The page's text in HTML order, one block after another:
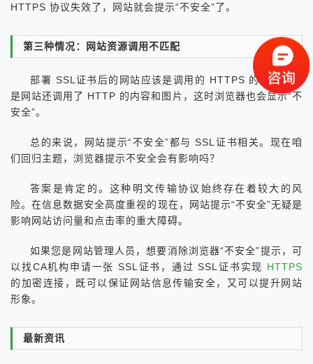
HTTPS 协议失效了，网站就会提示“不安全”了。
第三种情况：网站资源调用不匹配
部署 SSL证书后的网站应该是调用的 HTTPS 的内容，但
是网站还调用了 HTTP 的内容和图片，这时浏览器也会显示“不
安全”。
总的来说，网站提示“不安全”都与 SSL证书相关。现在咱
们回归主题，浏览器提示不安全会有影响吗？
答案是肯定的。这种明文传输协议始终存在着较大的风
险。在信息数据安全高度重视的现在，网站提示“不安全”无疑是
影响网站访问量和点击率的重大障碍。
如果您是网站管理人员，想要消除浏览器“不安全”提示，可
以找CA机构申请一张 SSL证书，通过 SSL证书实现 HTTPS
的加密连接，既可以保证网站信息传输安全，又可以提升网站
形象。
最新资讯